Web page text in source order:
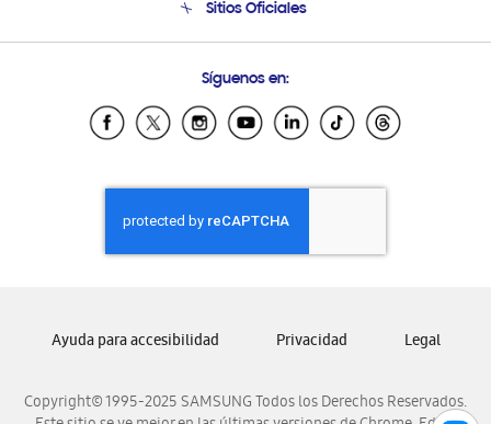
Soporte vía eMail
Sitios Oficiales
Samsung Ecuador
Samsung El Salvador
Samsung Honduras
Samsung Nicaragua
Samsung Panamá
Samsung Venezuela
Síguenos en:
Copyright© 1995-2025 SAMSUNG Todos los Derechos Reservados.
Ayuda para accesibilidad Privacidad Legal